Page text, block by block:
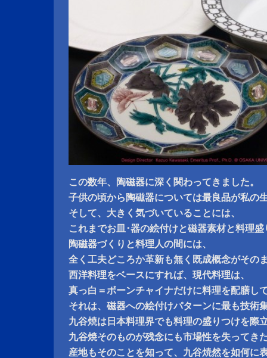
この数年、陶磁器に深く関わってきました。
子供の頃から陶磁器については最良品が私の
そして、大きく気づいていることには、
これまでお皿･器の絵付けと磁器素材と料理
陶磁器づくりと料理人の間には、
全く工夫どころか革新も無く既成概念がその
西洋料理をベースにすれば、現代料理は、
真っ白＝ボーンチャイナだけに料理を配膳し
それは、磁器への絵付けパターンに最も技術
九谷焼は日本料理界でも料理の盛りつけを際
九谷焼そのものが残念にも市場性を失ってき
産地もそのことを知って、九谷焼然を如何に